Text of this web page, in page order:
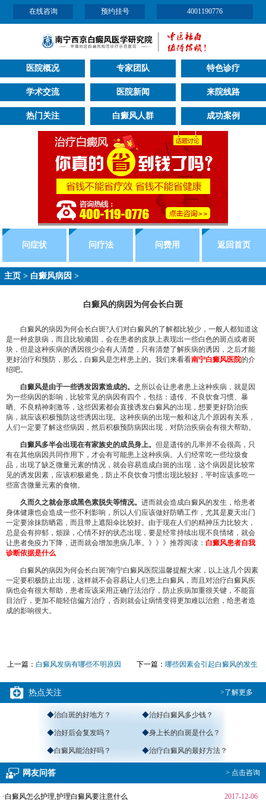
在线咨询 预约挂号 4001190776
医院概况 专家团队 特色诊疗
学术交流 医院新闻 来院线路
热门关注 白癜风人群 成功案例
问症状 问疗法 问费用 返回首页
主页 > 白癜风病因 >
白癜风的病因为何会长白斑
白癜风的病因为何会长白斑?人们对白癜风的了解都比较少，一般人都知道这
是一种皮肤病，而且比较顽固，会在患者的皮肤上表现出一些白色的斑点或者斑
块，但是这种疾病的诱因很少会有人清楚，只有清楚了解疾病的诱因，之后才能
更好治疗和预防，那么，白癜风是怎样患上的。我们来看看南宁白癜风医院的介
绍吧。
白癜风是由于一些诱发因素造成的。 之所以会让患者患上这种疾病，就是因
为一些病因的影响，比较常见的病因有四个，包括：遗传、不良饮食习惯、暴
晒、不良精神刺激等，这些因素都会直接诱发白癜风的出现，想要更好防治疾
病，就应该积极预防这些诱因出现。这种疾病的出现一般和这几个原因有关系，
人们一定要了解这些病因，然后积极预防病因出现，对防治疾病会有很大帮助。
白癜风多半会出现在有家族史的成员身上。 但是遗传的几率并不会很高，只
有在其他病因共同作用下，才会有可能患上这种疾病。人们经常吃一些垃圾食
品，出现了缺乏微量元素的情况，就会容易造成白斑的出现，这个病因是比较常
见的诱发因素，应该积极避免，防止不良饮食习惯出现比较好，平时应该多吃一
些富含微量元素的食物。
久而久之就会形成黑色素脱失等情况。 进而就会造成白癜风的发生，给患者
身体健康也会造成一些不利影响，所以人们应该做好防晒工作，尤其是夏天出门
一定要涂抹防晒霜，而且带上遮阳伞比较好。由于现在人们的精神压力比较大，
总是会有抑郁，烦躁，心情不好的状态出现，要是经常持续出现不良情绪，就会
让患者免疫力下降，进而就会增加患病几率。》》》推荐阅读： 白癜风患者自我
诊断依据是什么
白癜风的病因为何会长白斑?南宁白癜风医院温馨提醒大家，以上这几个因素
一定要积极防止出现，这样就不会容易让人们患上白癜风，而且对治疗白癜风疾
病也会有很大帮助，患者应该采用正确疗法治疗，防止疾病加重很关键，不能盲
目治疗，更加不能轻信偏方治疗，否则就会让病情变得更加难以治愈，给患者造
成的影响很大。
上一篇： 白癜风发病有哪些不明原因 下一篇： 哪些因素会引起白癜风的发生
热点关注 >了解更多
◆治白斑的好地方？ ◆治好白癜风多少钱？
◆治好后会复发吗？ ◆身上长的白斑是什么？
◆白癜风能治好吗？ ◆治疗白癜风的最好方法？
网友问答 > 点击咨询
·白癜风怎么护理,护理白癜风要注意什么 2017-12-06